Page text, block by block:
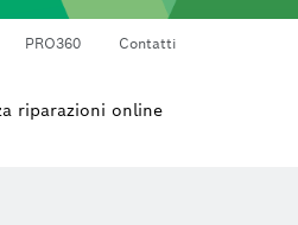
PRO360 Contatti
riparazioni online